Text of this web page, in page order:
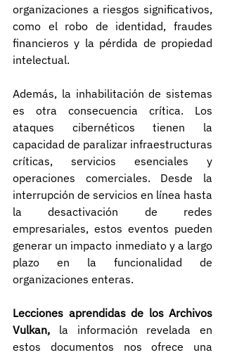
organizaciones a riesgos significativos,
como el robo de identidad, fraudes
financieros y la pérdida de propiedad
intelectual.
Además, la inhabilitación de sistemas
es otra consecuencia crítica. Los
ataques cibernéticos tienen la
capacidad de paralizar infraestructuras
críticas, servicios esenciales y
operaciones comerciales. Desde la
interrupción de servicios en línea hasta
la desactivación de redes
empresariales, estos eventos pueden
generar un impacto inmediato y a largo
plazo en la funcionalidad de
organizaciones enteras.
Lecciones aprendidas de los Archivos
Vulkan, la información revelada en
estos documentos nos ofrece una